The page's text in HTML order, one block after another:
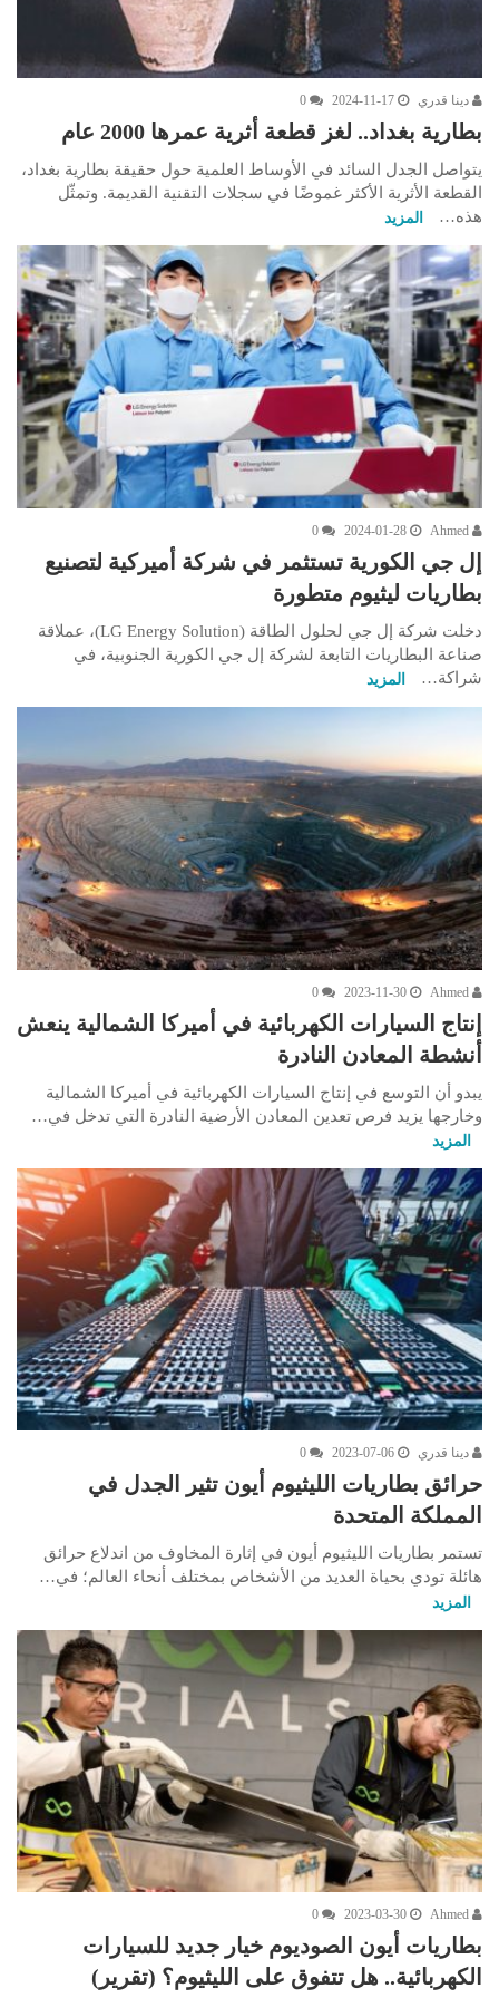
دينا قدري 2024-11-17
0
بطارية بغداد.. لغز قطعة أثرية عمرها 2000 عام
يتواصل الجدل السائد في الأوساط العلمية حول حقيقة بطارية بغداد،
القطعة الأثرية الأكثر غموضًا في سجلات التقنية القديمة. وتمثّل
هذه…
المزيد
2024-01-28
0
إل جي الكورية تستثمر في شركة أميركية لتصنيع
بطاريات ليثيوم متطورة
دخلت شركة إل جي لحلول الطاقة (LG Energy Solution)، عملاقة
صناعة البطاريات التابعة لشركة إل جي الكورية الجنوبية، في
شراكة…
المزيد
2023-11-30
0
إنتاج السيارات الكهربائية في أميركا الشمالية ينعش
أنشطة المعادن النادرة
يبدو أن التوسع في إنتاج السيارات الكهربائية في أميركا الشمالية
وخارجها يزيد فرص تعدين المعادن الأرضية النادرة التي تدخل في…
المزيد
دينا قدري 2023-07-06
0
حرائق بطاريات الليثيوم أيون تثير الجدل في
المملكة المتحدة
تستمر بطاريات الليثيوم أيون في إثارة المخاوف من اندلاع حرائق
هائلة تودي بحياة العديد من الأشخاص بمختلف أنحاء العالم؛ في…
المزيد
2023-03-30
0
بطاريات أيون الصوديوم خيار جديد للسيارات
الكهربائية.. هل تتفوق على الليثيوم؟ (تقرير)